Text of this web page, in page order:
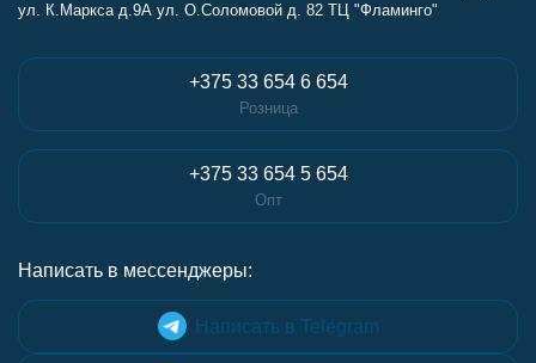
ул. К.Маркса д.9А ул. О.Соломовой д. 82 ТЦ "Фламинго"
+375 33 654 6 654
Розница
+375 33 654 5 654
Опт
Написать в мессенджеры:
Написать в Telegram